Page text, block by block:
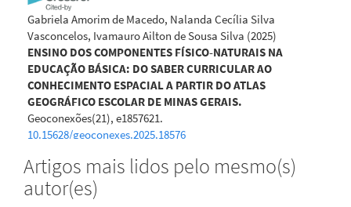
Gabriela Amorim de Macedo, Nalanda Cecília Silva
Vasconcelos, Ivamauro Ailton de Sousa Silva (2025)
ENSINO DOS COMPONENTES FÍSICO-NATURAIS NA
EDUCAÇÃO BÁSICA: DO SABER CURRICULAR AO
CONHECIMENTO ESPACIAL A PARTIR DO ATLAS
GEOGRÁFICO ESCOLAR DE MINAS GERAIS.
Geoconexões(21), e1857621.
10.15628/geoconexes.2025.18576
Artigos mais lidos pelo mesmo(s)
autor(es)